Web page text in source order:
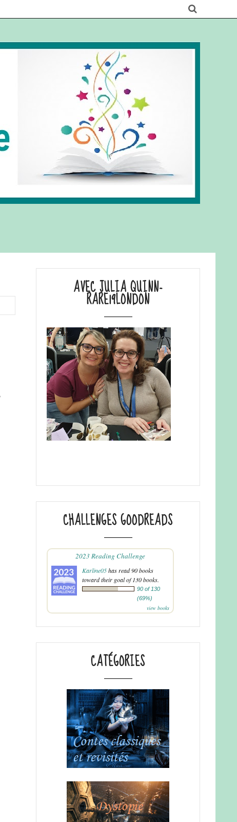
AVEC JULIA QUINN-
RARE19LONDON
CHALLENGES GOODREADS
2023 Reading Challenge
Karline05has read 90 books
toward their goal of 130 books.
90 of 130
(69%)
view books
CATÉGORIES